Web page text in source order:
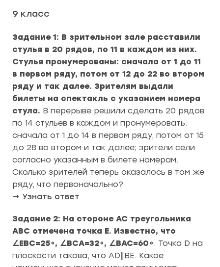
9 класс
Задание 1: В зрительном зале расставили
стулья в 20 рядов, по 11 в каждом из них.
Стулья пронумерованы: сначала от 1 до 11
в первом ряду, потом от 12 до 22 во втором
ряду и так далее. Зрителям выдали
билеты на спектакль с указанием номера
стула. В перерыве решили сделать 20 рядов
по 14 стульев в каждом и пронумеровать:
сначала от 1 до 14 в первом ряду, потом от 15
до 28 во втором и так далее; зрители сели
согласно указанным в билете номерам.
Сколько зрителей теперь оказалось в том же
ряду, что первоначально?
→ Узнать ответ
Задание 2: На стороне AC треугольника
ABC отмечена точка E. Известно, что
∠EBC=25∘, ∠BCA=32∘, ∠BAC=60∘ . Точка D на
плоскости такова, что AD∥BE. Какое